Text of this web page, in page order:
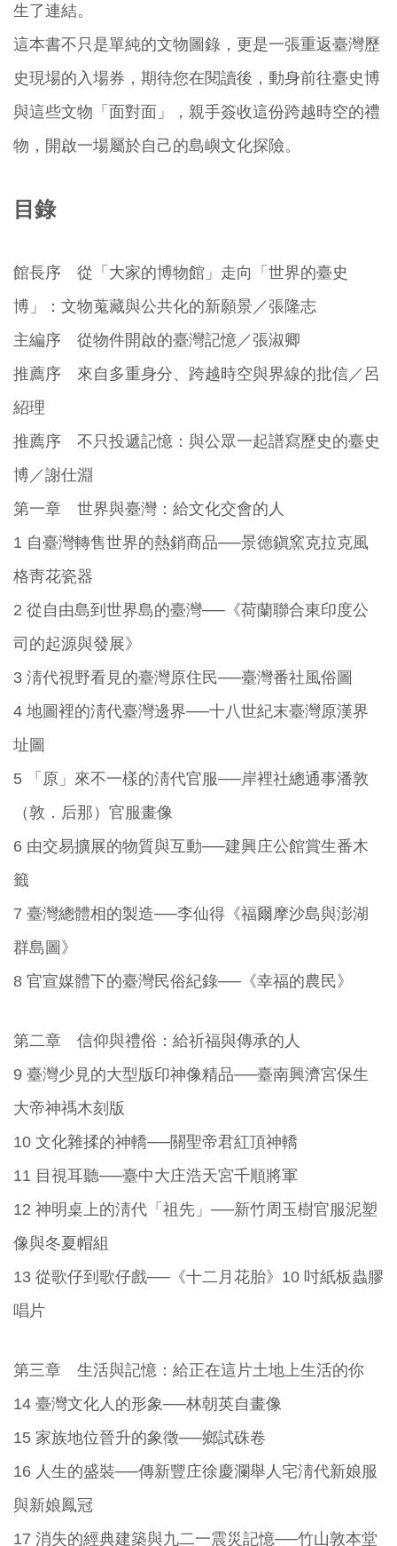
生了連結。
這本書不只是單純的文物圖錄，更是一張重返臺灣歷
史現場的入場券，期待您在閱讀後，動身前往臺史博
與這些文物「面對面」，親手簽收這份跨越時空的禮
物，開啟一場屬於自己的島嶼文化探險。
目錄
館長序 從「大家的博物館」走向「世界的臺史
博」：文物蒐藏與公共化的新願景／張隆志
主編序 從物件開啟的臺灣記憶／張淑卿
推薦序 來自多重身分、跨越時空與界線的批信／呂
紹理
推薦序 不只投遞記憶：與公眾一起譜寫歷史的臺史
博／謝仕淵
第一章 世界與臺灣：給文化交會的人
1 自臺灣轉售世界的熱銷商品──景德鎭窯克拉克風
格靑花瓷器
2 從自由島到世界島的臺灣──《荷蘭聯合東印度公
司的起源與發展》
3 淸代視野看見的臺灣原住民──臺灣番社風俗圖
4 地圖裡的淸代臺灣邊界──十八世紀末臺灣原漢界
址圖
5 「原」來不一樣的淸代官服──岸裡社總通事潘敦
（敦．后那）官服畫像
6 由交易擴展的物質與互動──建興庄公館賞生番木
籤
7 臺灣總體相的製造──李仙得《福爾摩沙島與澎湖
群島圖》
8 官宣媒體下的臺灣民俗紀錄──《幸福的農民》
第二章 信仰與禮俗：給祈福與傳承的人
9 臺灣少見的大型版印神像精品──臺南興濟宮保生
大帝神禡木刻版
10 文化雜揉的神轎──關聖帝君紅頂神轎
11 目視耳聽──臺中大庄浩天宮千順將軍
12 神明桌上的淸代「祖先」──新竹周玉樹官服泥塑
像與冬夏帽組
13 從歌仔到歌仔戲──《十二月花胎》10 吋紙板蟲膠
唱片
第三章 生活與記憶：給正在這片土地上生活的你
14 臺灣文化人的形象──林朝英自畫像
15 家族地位晉升的象徵──鄉試硃卷
16 人生的盛裝──傳新豐庄徐慶瀾舉人宅淸代新娘服
與新娘鳳冠
17 消失的經典建築與九二一震災記憶──竹山敦本堂